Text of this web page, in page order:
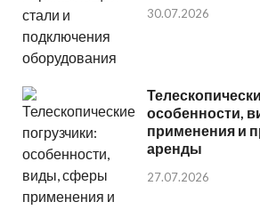
30.07.2026
особенности,
применения и
аренды
27.07.2026